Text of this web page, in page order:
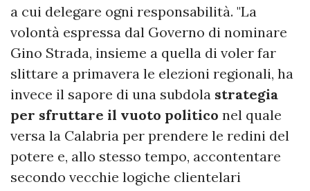
a cui delegare ogni responsabilità. "La
volontà espressa dal Governo di nominare
Gino Strada, insieme a quella di voler far
slittare a primavera le elezioni regionali, ha
invece il sapore di una subdola strategia
per sfruttare il vuoto politico nel quale
versa la Calabria per prendere le redini del
potere e, allo stesso tempo, accontentare
secondo vecchie logiche clientelari